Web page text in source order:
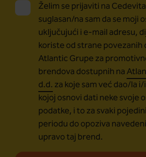
Želim se prijaviti na
suglasan/na sam da se moji
uključujući i e-mail adresu,
koriste od strane povezanih
Atlantic Grupe za
brendova dostupnih na
d.d. za koje sam već dao/la
kojoj osnovi dati neke svoje
podatke, i to za svaki
periodu do opoziva
upravo taj brend.